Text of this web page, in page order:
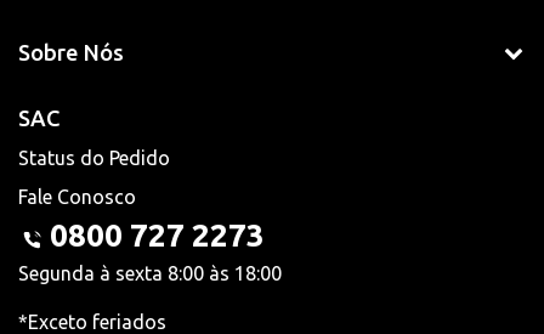
Sobre Nós
SAC
Status do Pedido
Fale Conosco
0800 727 2273
Segunda à sexta 8:00 às 18:00
*Exceto feriados